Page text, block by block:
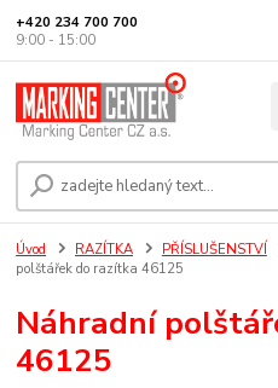
+420 234 700 700
9:00 - 15:00
Úvod RAZÍTKA PŘÍSLUŠENSTVÍ
polštářek do razítka 46125
Náhradní
46125